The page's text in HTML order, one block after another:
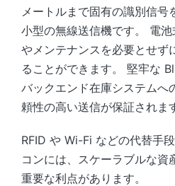
メートルまで固有の識別信号
小型の無線送信機です。 電
やメンテナンスを必要とせず
ることができます。 堅牢な
バックエンド在庫システムへ
頼性の高い送信が保証されま
RFID や Wi-Fi などの代替手
コンには、スケーラブルな資
重要な利点があります。